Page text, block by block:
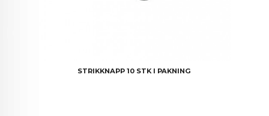
STRIKKNAPP 10 STK I PAKNING